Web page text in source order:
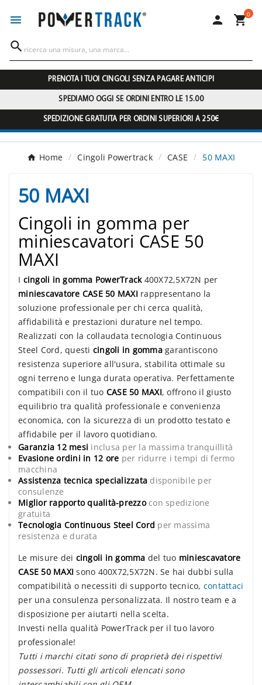
  0

PRENOTA I TUOI CINGOLI SENZA PAGARE ANTICIPI
SPEDIAMO OGGI SE ORDINI ENTRO LE 15.00
SPEDIZIONE GRATUITA PER ORDINI SUPERIORI A 250€
Home Cingoli Powertrack CASE 50 MAXI
50 MAXI
Cingoli in gomma per
miniescavatori CASE 50
MAXI
I cingoli in gomma PowerTrack400X72,5X72N per
miniescavatore CASE 50 MAXIrappresentano la
soluzione professionale per chi cerca qualità,
affidabilità e prestazioni durature nel tempo.
Realizzati con la collaudata tecnologia Continuous
Steel Cord, questi cingoli in gommagarantiscono
resistenza superiore all'usura, stabilita ottimale su
ogni terreno e lunga durata operativa. Perfettamente
compatibili con il tuo CASE 50 MAXI, offrono il giusto
equilibrio tra qualità professionale e convenienza
economica, con la sicurezza di un prodotto testato e
affidabile per il lavoro quotidiano.
Garanzia 12 mesi inclusa per la massima tranquillità
Evasione ordini in 12 ore per ridurre i tempi di fermo
macchina
Assistenza tecnica specializzata disponibile per
consulenze
Miglior rapporto qualità-prezzocon spedizione
gratuita
Tecnologia Continuous Steel Cord per massima
resistenza e durata
Le misure dei cingoli in gomma del tuo miniescavatore
CASE 50 MAXI sono 400X72,5X72N. Se hai dubbi sulla
compatibilità o necessiti di supporto tecnico, contattaci
per una consulenza personalizzata. Il nostro team e a
disposizione per aiutarti nella scelta.
Investi nella qualità PowerTrack per il tuo lavoro
professionale!
Tutti i marchi citati sono di proprietà dei rispettivi
possessori. Tutti gli articoli elencati sono